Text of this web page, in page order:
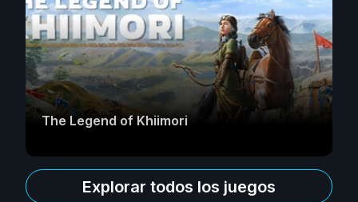
The Legend of Khiimori
Explorar todos los juegos